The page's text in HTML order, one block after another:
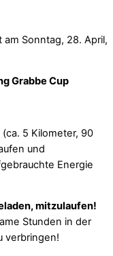
Sonntag, 28. April,
Grabbe Cup
5 Kilometer, 90
und
Energie
mitzulaufen!
Stunden in der
verbringen!